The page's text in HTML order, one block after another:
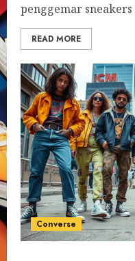
penggemar
READ MORE
Converse